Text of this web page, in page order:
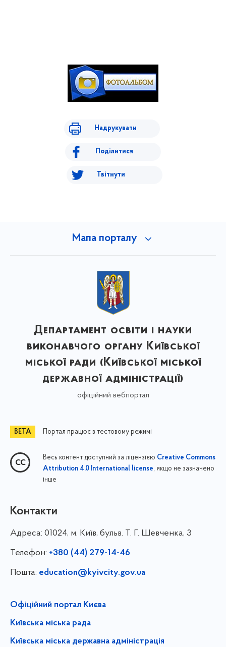
Надрукувати
Поділитися
Твітнути
Мапа порталу
Департамент освіти і науки
виконавчого органу Київської
міської ради (Київської міської
державної адміністрації)
офіційний вебпортал
Портал працює в тестовому режимі
Весь контент доступний за ліцензією Creative Commons
Attribution 4.0 International license, якщо не зазначено
інше
Контакти
Адреса: 01024, м. Київ, бульв. Т. Г. Шевченка, 3
Телефон: +380 (44) 279-14-46
Пошта: education@kyivcity.gov.ua
Офіційний портал Києва
Київська міська рада
Київська міська державна адміністрація